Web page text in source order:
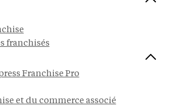
franchisés
Franchise Pro
et du commerce associé